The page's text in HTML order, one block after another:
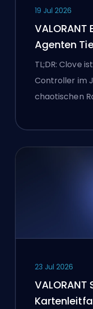
19 Jul 2026
Agenten
TL;DR: Clove
Controller im
chaotischen
23 Jul 2026